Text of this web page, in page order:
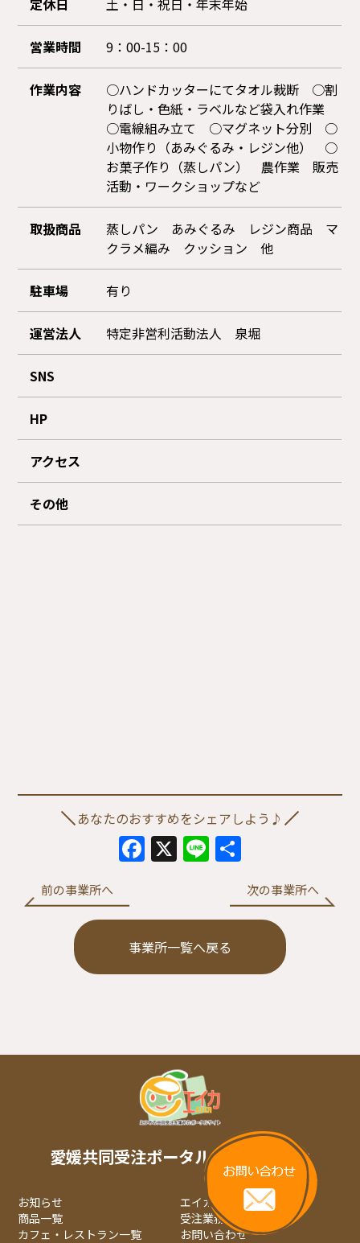
定休日 土・日・祝日・年末年始
営業時間 9：00-15：00
作業内容
○ハンドカッターにてタオル裁断 ○割
りばし・色紙・ラベルなど袋入れ作業
○電線組み立て ○マグネット分別 ○
小物作り（あみぐるみ・レジン他） ○
お菓子作り（蒸しパン） 農作業 販売
活動・ワークショップなど
取扱商品
蒸しパン あみぐるみ レジン商品 マ
クラメ編み クッション 他
駐車場 有り
運営法人 特定非営利活動法人 泉堀
SNS
HP
アクセス
その他
あなたのおすすめをシェアしよう♪
Facebook
X Line
有
前の事業所へ 次の事業所へ
事業所一覧へ戻る
愛媛共同受注ポータルサイト エイカ
お知らせ
商品一覧
カフェ・レストラン一覧
エイカについて
受注業務について
お問い合わせ